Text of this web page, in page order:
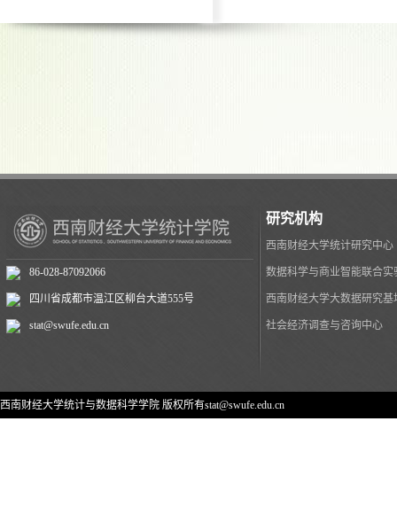
86-028-87092066
四川省成都市温江区柳台大道555号
stat@swufe.edu.cn
研究机构
西南财经大学统计研究中心
数据科学与商业智能联合实
西南财经大学大数据研究基
社会经济调查与咨询中心
西南财经大学统计与数据科学学院 版权所有stat@swufe.edu.cn